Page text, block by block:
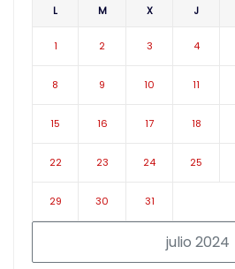
julio 2024
L M X J
1 2 3 4
8 9 10 11
15 16 17 18
22 23 24 25
29 30 31